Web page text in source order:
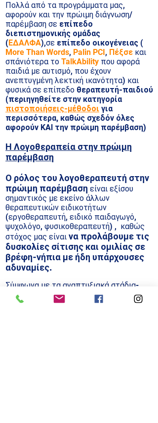
Πολλά από τα προγράμματα μας,
αφορούν και την πρώιμη διάγνωση/
παρέμβαση σε επίπεδο
διεπιστημονικής ομάδας
(ΕΔΑΛΦΑ),σε επίπεδο οικογένειας (
More Than Words, Palin PCI, Πέξσε και
σπάνιότερα το TalkAbility που αφορά
παιδιά με αυτισμό, που έχουν
ανεπτυγμένη λεκτική ικανότητα) και
φυσικά σε επίπεδο θεραπευτή-παιδιού
(περιηγηθείτε στην κατηγορία
πιστοποιήσεις-μέθοδοι για
περισσότερα, καθώς σχεδόν όλες
αφορούν ΚΑΙ την πρώιμη παρέμβαση)
Η Λογοθεραπεία στην πρώιμη
παρέμβαση
Ο ρόλος του λογοθεραπευτή στην
πρώιμη παρέμβαση είναι εξίσου
σημαντικός με εκείνο άλλων
θεραπευτικών ειδικοτήτων
(εργοθεραπευτή, ειδικό παιδαγωγό,
ψυχολόγο, φυσικοθεραπευτή) , καθώς
στόχος μας είναι να προλάβουμε τις
δυσκολίες σίτισης και ομιλίας σε
βρέφη-νήπια με ήδη υπάρχουσες
αδυναμίες.
Σύμφωνα με τα αναπτυξιακά στάδια-
ορόσημα ένα παιδί στα 3 έτη
επικοινωνεί με φράσεις 4 περίπου